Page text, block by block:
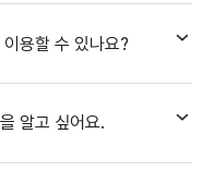
용할 수 있나요?
알고 싶어요.